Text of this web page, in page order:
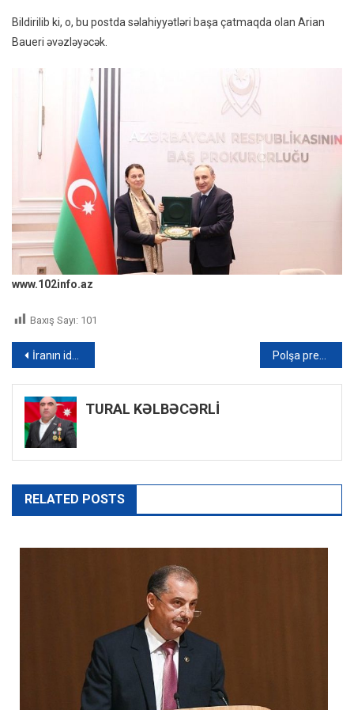
Bildirilib ki, o, bu postda səlahiyyətləri başa çatmaqda olan Arian
Baueri əvəzləyəcək.
www.102info.az
Baxış Sayı: 101
Yazı
naviqasiyası
İranın idman və gənclər naziri Bakıya yola düşdü
TURAL KƏLBƏCƏRLİ
RELATED POSTS